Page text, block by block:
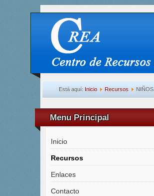
Está aquí: Inicio Recursos NIÑOS
Menu Principal
Inicio
Recursos
Enlaces
Contacto